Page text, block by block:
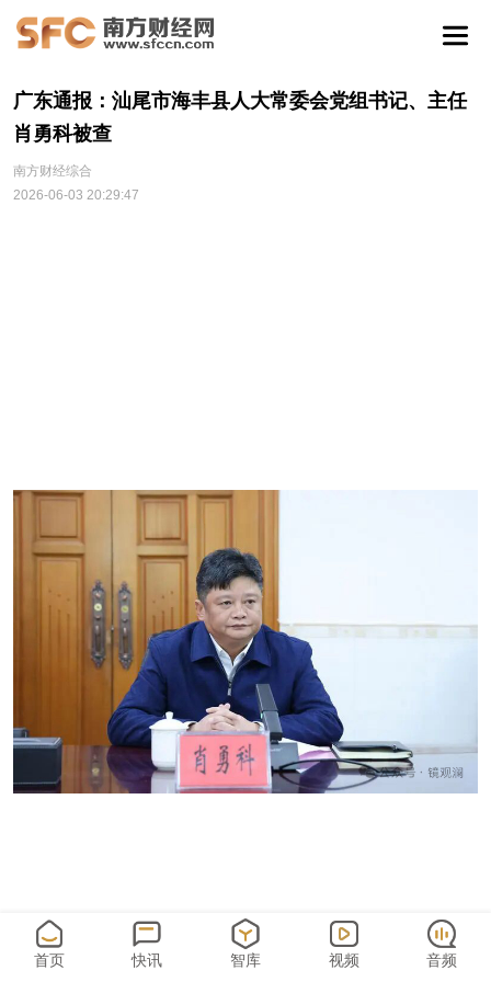
广东通报：汕尾市海丰县人大常委会党组书记、主任
肖勇科被查
南方财经综合
2026-06-03 20:29:47
首页 快讯 智库 视频 音频